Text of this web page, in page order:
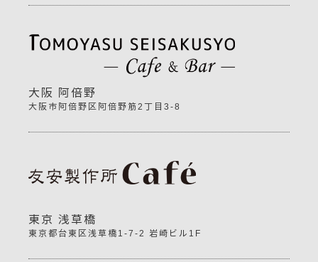
大阪 阿倍野
大阪市阿倍野区阿倍野筋2丁目3-8
東京 浅草橋
東京都台東区浅草橋1-7-2 岩崎ビル1F